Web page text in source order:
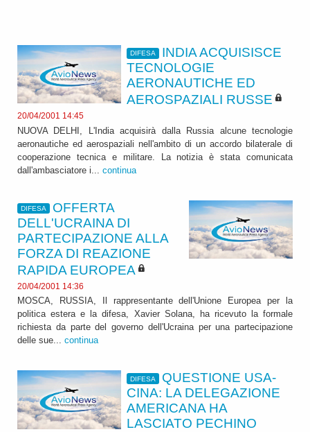
DIFESA
INDIA ACQUISISCE
TECNOLOGIE
AERONAUTICHE ED
AEROSPAZIALI RUSSE
20/04/2001 14:45
NUOVA DELHI, L'India acquisirà dalla Russia alcune tecnologie
aeronautiche ed aerospaziali nell'ambito di un accordo bilaterale di
cooperazione tecnica e militare. La notizia è stata comunicata
dall'ambasciatore i... continua
DIFESA
OFFERTA
DELL'UCRAINA DI
PARTECIPAZIONE ALLA
FORZA DI REAZIONE
RAPIDA EUROPEA
20/04/2001 14:36
MOSCA, RUSSIA, Il rappresentante dell'Unione Europea per la
politica estera e la difesa, Xavier Solana, ha ricevuto la formale
richiesta da parte del governo dell'Ucraina per una partecipazione
delle sue... continua
DIFESA
QUESTIONE USA-
CINA: LA DELEGAZIONE
AMERICANA HA
LASCIATO PECHINO